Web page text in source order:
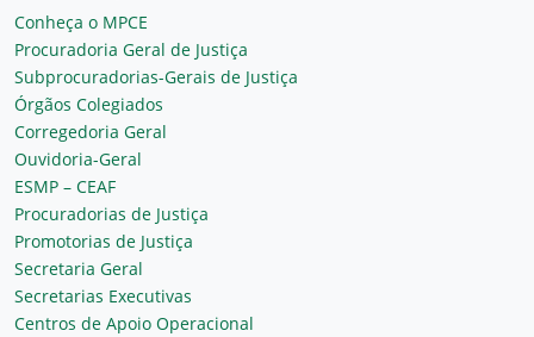
Conheça o MPCE
Procuradoria Geral de Justiça
Subprocuradorias-Gerais de Justiça
Órgãos Colegiados
Corregedoria Geral
Ouvidoria-Geral
ESMP – CEAF
Procuradorias de Justiça
Promotorias de Justiça
Secretaria Geral
Secretarias Executivas
Centros de Apoio Operacional